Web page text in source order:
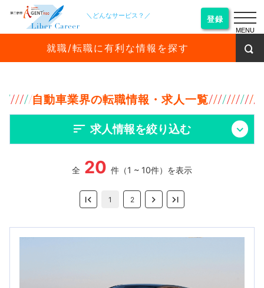
＼どんなサービス？／ 登録
就職/転職に有利な情報を探す
自動車業界の転職情報・求人一覧
求人情報を絞り込む
全 20 件（1 ~ 10件）を表示
1 2
MENU